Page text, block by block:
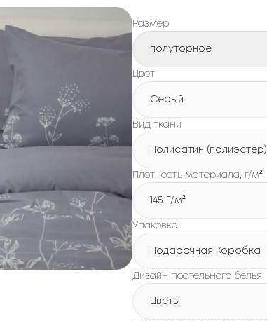
Размер
полуторное
Цвет
Серый
Вид ткани
Полисатин (полиэстер)
Плотность материала, г/м²
145 Г/м²
Упаковка
Подарочная Коробка
Дизайн постельного белья
Цветы